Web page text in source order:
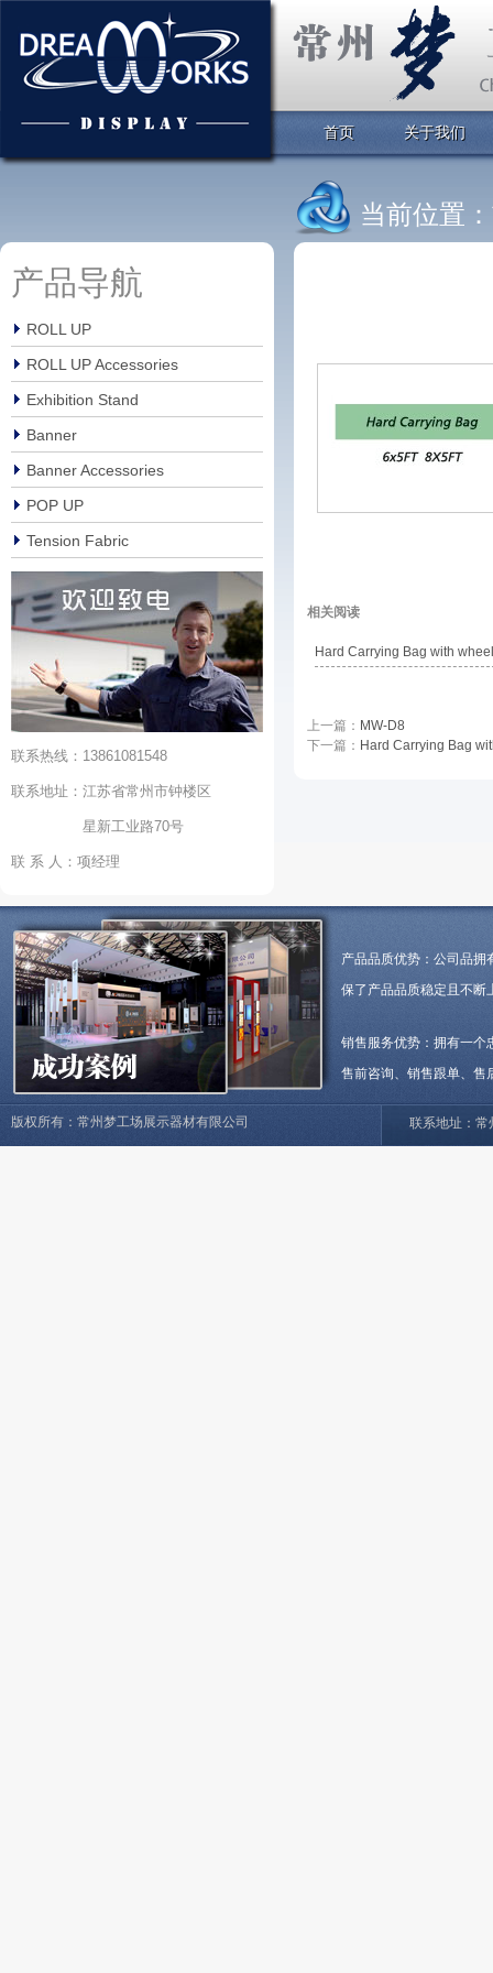
首页 关于我们
产品导航
ROLL UP
ROLL UP Accessories
Exhibition Stand
Banner
Banner Accessories
POP UP
Tension Fabric
联系热线：13861081548
联系地址：江苏省常州市钟楼区
星新工业路70号
联 系 人：项经理
当前位置：
相关阅读
Hard Carrying Bag with wheel
上一篇： MW-D8
下一篇： Hard Carrying Bag
产品品质优势：公司品拥
保了产品品质稳定且不断
销售服务优势：拥有一个
售前咨询、销售跟单、售
版权所有：常州梦工场展示器材有限公司 联系地址：